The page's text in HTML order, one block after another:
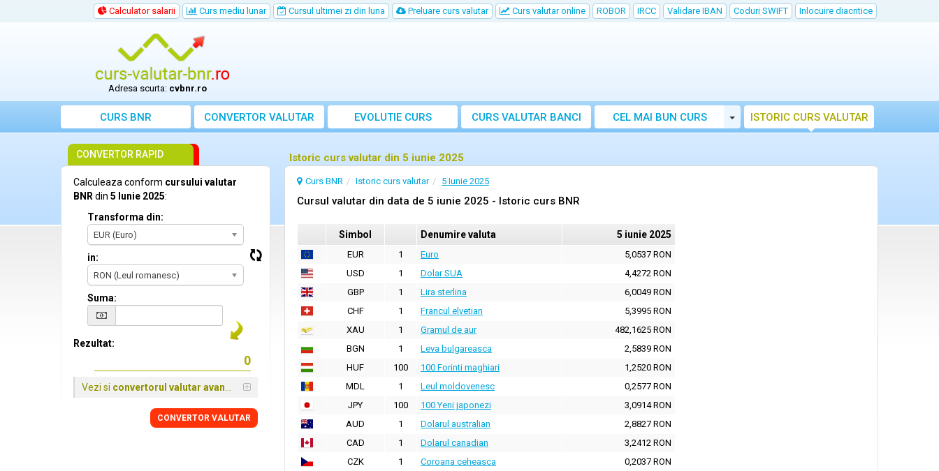
Calculator salarii Curs mediu lunar Cursul ultimei zi din luna Preluare curs valutar Curs valutar online ROBOR IRCC Validare IBAN Coduri SWIFT Inlocuire diacritice
Adresa scurta: cvbnr.ro
CURS BNR CONVERTOR VALUTAR EVOLUTIE CURS CURS VALUTAR BANCI CEL MAI BUN CURS Toggle Dropdown
ISTORIC CURS VALUTAR
Istoric curs valutar din 5 iunie 2025
Curs BNR Istoric curs valutar 5 Iunie 2025
Cursul valutar din data de 5 iunie 2025 - Istoric curs BNR
Simbol Denumire valuta 5 iunie 2025
EUR 1 Euro
5,0537 RON
USD
1 Dolar SUA
4,4272 RON
GBP
1 Lira sterlina
6,0049 RON
CHF
1 Francul elvetian
5,3995 RON
XAU
1 Gramul de aur
482,1625 RON
BGN
1 Leva bulgareasca
2,5839 RON
HUF
100 100 Forinti maghiari
1,2520 RON
MDL
1 Leul moldovenesc
0,2577 RON
JPY
100 100 Yeni japonezi
3,0914 RON
AUD
1 Dolarul australian
2,8827 RON
CAD
1 Dolarul canadian
3,2412 RON
CZK
1 Coroana ceheasca
0,2037 RON
CONVERTOR RAPID
Calculeaza conform cursului valutar
BNR din 5 Iunie 2025:
Transforma din:
EUR (Euro)
in:
RON (Leul romanesc)
Suma:
Rezultat:
Vezi si convertorul valutar avansat
CONVERTOR VALUTAR